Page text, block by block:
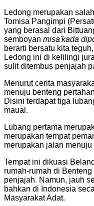
Ledong merupakan
Tomisa Pangimpi
yang berasal dari
semboyan misa'kada
berarti bersatu kita
Ledong ini di kelilingi
sulit ditembus penjajah
Menurut cerita
menuju benteng
Disini terdapat tiga
maual.
Lubang pertama
merupakan tempat
merupakan jalan
Tempat ini dikuasi
rumah-rumah di
penjajah. Namun, jauh
bahkan di Indonesia
Masyarakat Adat.